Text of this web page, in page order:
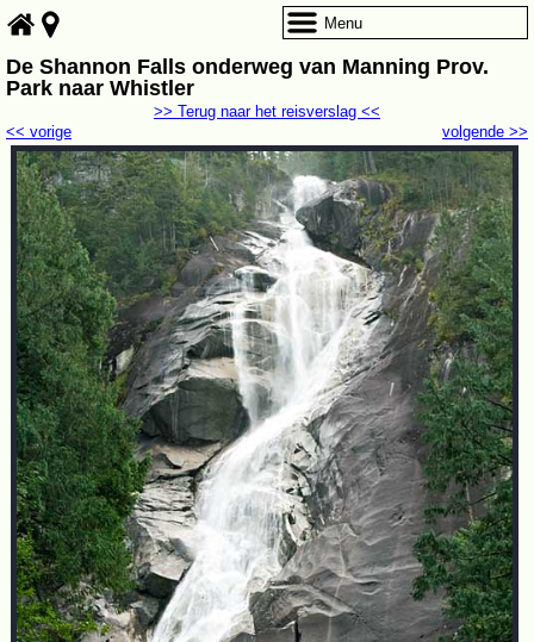
De Shannon Falls onderweg van Manning Prov.
Park naar Whistler
volgende >>
<< vorige
>> Terug naar het reisverslag <<
Menu